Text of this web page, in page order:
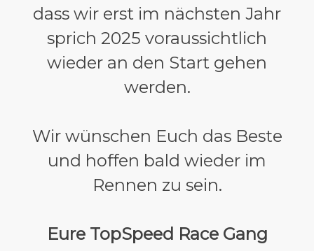
dass wir erst im nächsten Jahr
sprich 2025 voraussichtlich
wieder an den Start gehen
werden.
Wir wünschen Euch das Beste
und hoffen bald wieder im
Rennen zu sein.
Eure TopSpeed Race Gang